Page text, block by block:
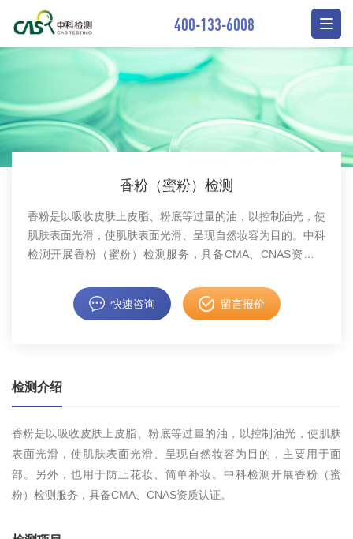
400-133-6008
香粉（蜜粉）检测
香粉是以吸收皮肤上皮脂、粉底等过量的油，以控制油光，使
肌肤表面光滑，使肌肤表面光滑、呈现自然妆容为目的。中科
检测开展香粉（蜜粉）检测服务，具备CMA、CNAS资质认
快速咨询 留言报价
检测介绍
香粉是以吸收皮肤上皮脂、粉底等过量的油，以控制油光，使肌肤
表面光滑，使肌肤表面光滑、呈现自然妆容为目的，主要用于面
部。另外，也用于防止花妆、简单补妆。中科检测开展香粉（蜜
粉）检测服务，具备CMA、CNAS资质认证。